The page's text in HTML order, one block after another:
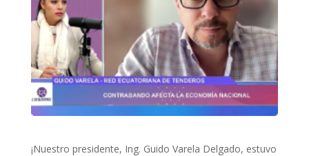
¡Nuestro presidente, Ing. Guido Varela Delgado, estuvo